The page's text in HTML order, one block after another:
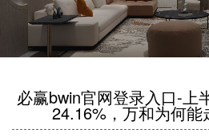
必赢bwin官网登录入口-上
24.16%，万和为何能